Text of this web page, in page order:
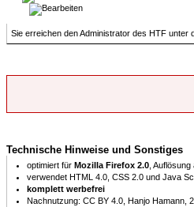
Sie erreichen den Administrator des HTF unter
Technische Hinweise und Sonstiges
optimiert für Mozilla Firefox 2.0 ,
verwendet HTML 4.0, CSS 2.0 und Java
komplett werbefrei
Nachnutzung: CC BY 4.0, Hanjo Hamann,